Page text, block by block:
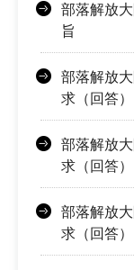
部落解放
旨
部落解放
求（回答）
部落解放
求（回答）
部落解放
求（回答）